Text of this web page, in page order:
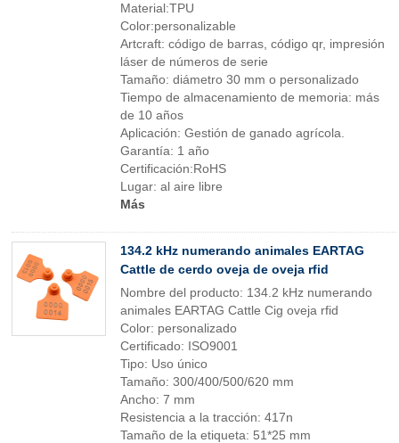
Material:TPU
Color:personalizable
Artcraft: código de barras, código qr, impresión
láser de números de serie
Tamaño: diámetro 30 mm o personalizado
Tiempo de almacenamiento de memoria: más
de 10 años
Aplicación: Gestión de ganado agrícola.
Garantía: 1 año
Certificación:RoHS
Lugar: al aire libre
Más
134.2 kHz numerando animales EARTAG
Cattle de cerdo oveja de oveja rfid
Nombre del producto: 134.2 kHz numerando
animales EARTAG Cattle Cig oveja rfid
Color: personalizado
Certificado: ISO9001
Tipo: Uso único
Tamaño: 300/400/500/620 mm
Ancho: 7 mm
Resistencia a la tracción: 417n
Tamaño de la etiqueta: 51*25 mm